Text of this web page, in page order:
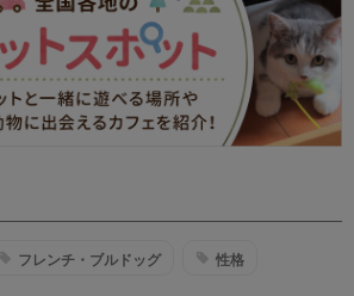
フレンチ・ブルドッグ 性格